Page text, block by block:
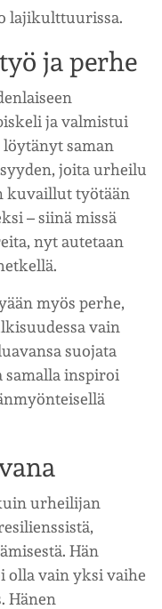
lajikulttuurissa.
ja perhe
ja valmistui
saman
joita urheilu
kuvaillut työtään
– siinä missä
nyt autetaan
myös perhe,
vain
suojata
samalla inspiroi
urheilijan
Hän
olla vain yksi vaihe
Hänen